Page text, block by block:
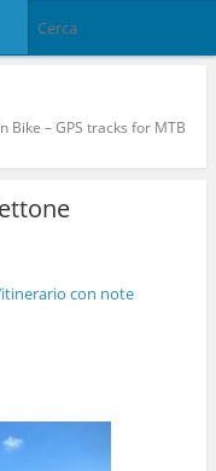
Bike – GPS tracks for MTB
con note